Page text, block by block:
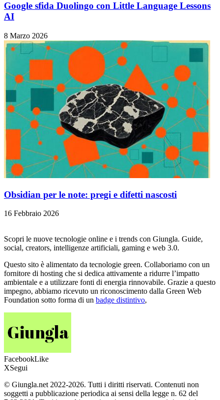
Google sfida Duolingo con Little Language Lessons
AI
8 Marzo 2026
Obsidian per le note: pregi e difetti nascosti
16 Febbraio 2026
Scopri le nuove tecnologie online e i trends con Giungla. Guide,
social, creators, intelligenze artificiali, gaming e web 3.0.
Questo sito è alimentato da tecnologie green. Collaboriamo con un
fornitore di hosting che si dedica attivamente a ridurre l’impatto
ambientale e a utilizzare fonti di energia rinnovabile. Grazie a questo
impegno, abbiamo ricevuto un riconoscimento dalla Green Web
Foundation sotto forma di un badge distintivo,
FacebookLike
XSegui
© Giungla.net 2022-2026. Tutti i diritti riservati. Contenuti non
soggetti a pubblicazione periodica ai sensi della legge n. 62 del